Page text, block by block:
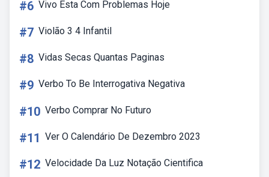
#6 Vivo Esta Com Problemas Hoje
#7 Violão 3 4 Infantil
#8 Vidas Secas Quantas Paginas
#9 Verbo To Be Interrogativa Negativa
#10 Verbo Comprar No Futuro
#11 Ver O Calendário De Dezembro 2023
#12 Velocidade Da Luz Notação Cientifica